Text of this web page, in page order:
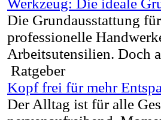
Werkzeug: Die ideale
Die Grundausstattung
professionelle
Arbeitsutensilien. Doch
Ratgeber
Kopf frei für mehr
Der Alltag ist für alle